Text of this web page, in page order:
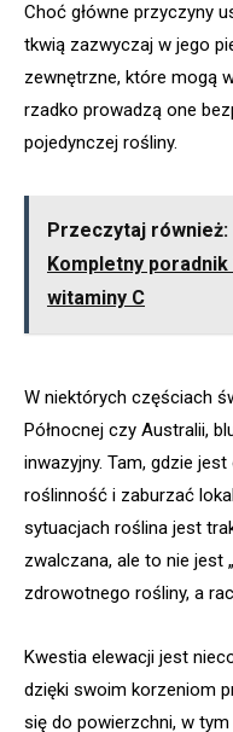
Choć główne przyczyny
tkwią zazwyczaj w jego
zewnętrzne, które mogą
rzadko prowadzą one
pojedynczej rośliny.
Przeczytaj również:
Kompletny
witaminy C
W niektórych częściach
Północnej czy Australii,
inwazyjny. Tam, gdzie
roślinność i zaburzać
sytuacjach roślina jest
zwalczana, ale to nie jest
zdrowotnego rośliny, a
Kwestia elewacji jest
dzięki swoim korzeniom
się do powierzchni, w